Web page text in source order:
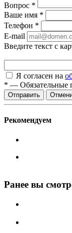
Вопрос *
Ваше имя *
Телефон *
E-mail
Введите текст с
Я согласен на
* — Обязательные
Рекомендуем
Ранее вы